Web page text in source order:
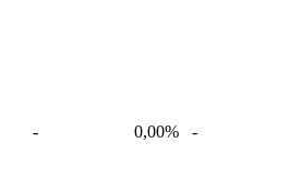
- 0,00% -